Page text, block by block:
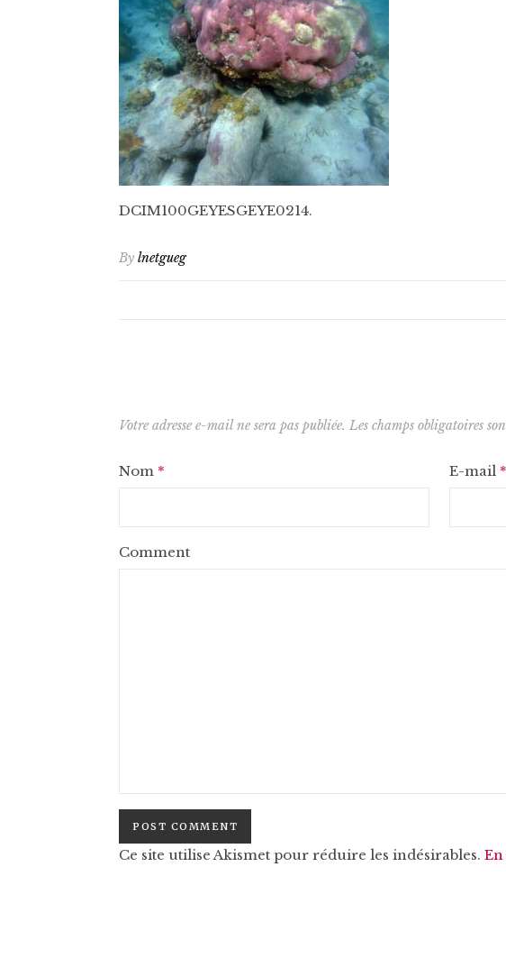
DCIM100GEYESGEYE0214.
By lnetgueg
Votre adresse e-mail ne sera pas publiée. Les champs obligatoires
Nom * E-mail *
Comment
Ce site utilise Akismet pour réduire les indésirables.